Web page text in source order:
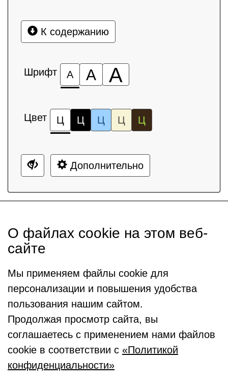
К содержанию
Шрифт А А А
Цвет Ц Ц Ц Ц Ц
Дополнительно
О файлах cookie на этом веб-
сайте
Мы применяем файлы cookie для
персонализации и повышения удобства
пользования нашим сайтом.
Продолжая просмотр сайта, вы
соглашаетесь с применением нами файлов
cookie в соответствии с «Политикой
конфиденциальности»